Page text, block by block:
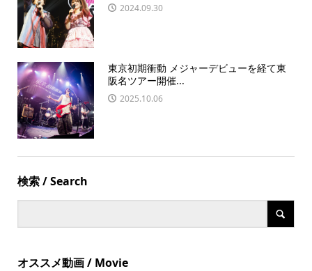
2024.09.30
東京初期衝動 メジャーデビューを経て東
阪名ツアー開催...
2025.10.06
検索 / Search
オススメ動画 / Movie